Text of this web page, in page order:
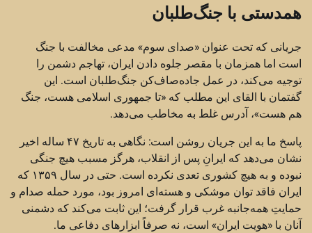
همدستی با جنگ‌طلبان
جریانی که تحت عنوان «صدای سوم» مدعی مخالفت با جنگ
است اما همزمان با مقصر جلوه دادن ایران، تهاجم دشمن را
توجیه می‌کند، در عمل جاده‌صاف‌کن جنگ‌طلبان است. این
گفتمان با القای این مطلب که «تا جمهوری اسلامی هست، جنگ
هم هست»، آدرس غلط به مخاطب می‌دهد.
پاسخ ما به این جریان روشن است: نگاهی به تاریخ ۴۷ ساله اخیر
نشان می‌دهد که ایرانِ پس از انقلاب، هرگز مسبب هیچ جنگی
نبوده و به هیچ کشوری تعدی نکرده است. حتی در سال ۱۳۵۹ که
ایران فاقد توان موشکی و هسته‌ای امروز بود، مورد حمله صدام و
حمایتِ همه‌جانبه غرب قرار گرفت؛ این ثابت می‌کند که دشمنی
آنان با «هویت ایران» است، نه صرفاً ابزارهای دفاعی ما.